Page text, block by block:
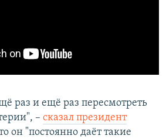
раз и ещё раз пересмотреть
– сказал президент
он "постоянно даёт такие